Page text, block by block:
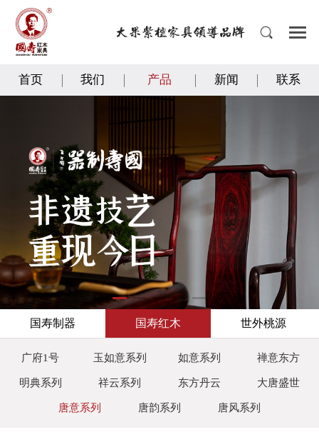
首页 我们 产品 新闻 联系
国寿制器 国寿红木 世外桃源
广府1号 玉如意系列 如意系列 禅意东方
明典系列 祥云系列 东方丹云 大唐盛世
唐意系列 唐韵系列 唐风系列